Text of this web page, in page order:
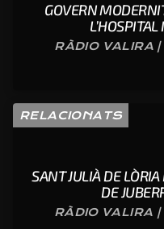
GOVERN
RÀDIO VALIRA
RELACIONATS
SANT JULIÀ DE
DE
RÀDIO VALIRA